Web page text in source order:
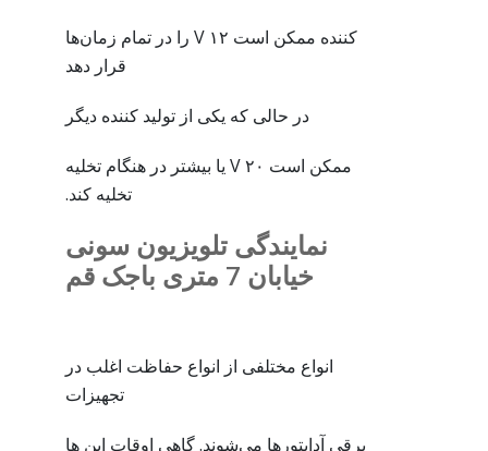
کننده ممکن است ۱۲ V را در تمام زمان‌ها
قرار دهد
در حالی که یکی از تولید کننده دیگر
ممکن است ۲۰ V یا بیشتر در هنگام تخلیه
تخلیه کند.
نمایندگی تلویزیون سونی
خیابان 7 متری باجک قم
انواع مختلفی از انواع حفاظت اغلب در
تجهیزات
برقی آداپتورها می‌شوند. گاهی اوقات این ها